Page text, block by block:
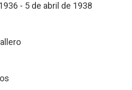
- 5 de abril de 1938